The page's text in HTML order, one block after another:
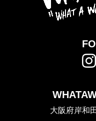
大阪府岸和